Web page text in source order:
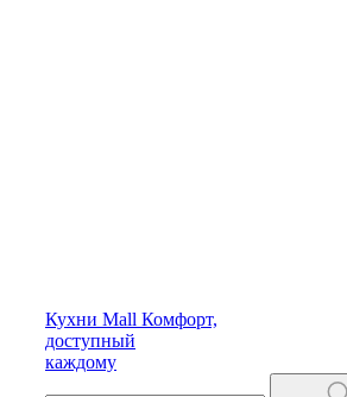
Кухни Mall Комфорт,
доступный
каждому